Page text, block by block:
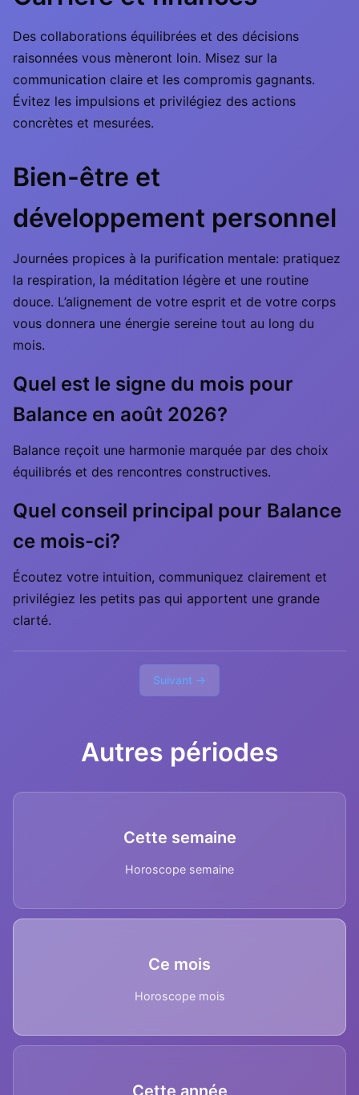
Des collaborations équilibrées et des décisions
raisonnées vous mèneront loin. Misez sur la
communication claire et les compromis gagnants.
Évitez les impulsions et privilégiez des actions
concrètes et mesurées.
Bien-être et
développement personnel
Journées propices à la purification mentale: pratiquez
la respiration, la méditation légère et une routine
douce. L’alignement de votre esprit et de votre corps
vous donnera une énergie sereine tout au long du
mois.
Quel est le signe du mois pour
Balance en août 2026?
Balance reçoit une harmonie marquée par des choix
équilibrés et des rencontres constructives.
Quel conseil principal pour Balance
ce mois-ci?
Écoutez votre intuition, communiquez clairement et
privilégiez les petits pas qui apportent une grande
clarté.
Suivant →
Autres périodes
Cette semaine
Horoscope semaine
Ce mois
Horoscope mois
Cette année